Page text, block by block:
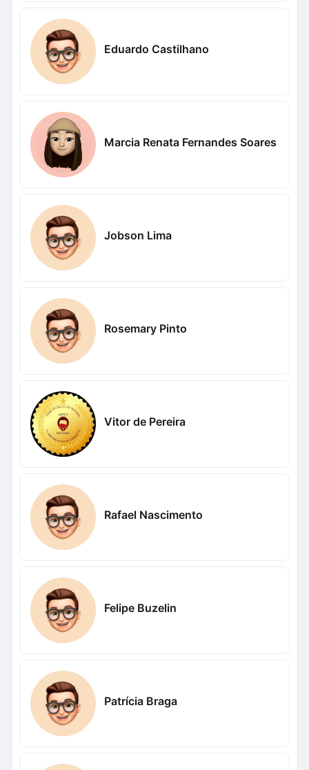
Eduardo Castilhano
Marcia Renata Fernandes Soares
Jobson Lima
Rosemary Pinto
Vitor de Pereira
Rafael Nascimento
Felipe Buzelin
Patrícia Braga